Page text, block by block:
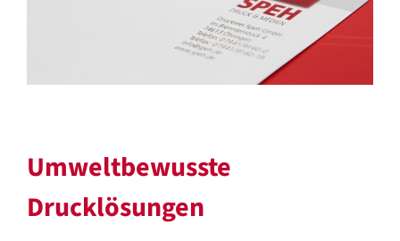
Umweltbewusste
Drucklösungen